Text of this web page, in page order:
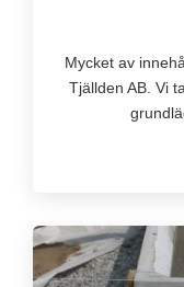
Mycket av
Tjällden AB. Vi